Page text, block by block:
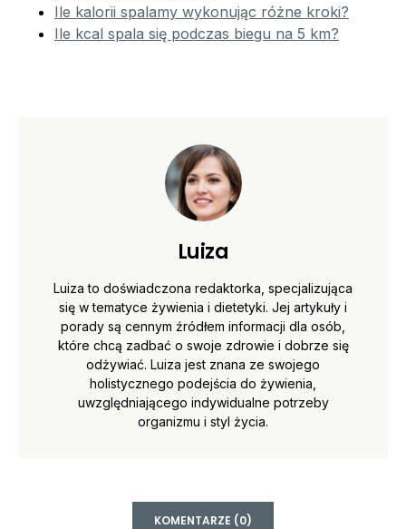
Ile kalorii spalamy wykonując różne kroki?
Ile kcal spala się podczas biegu na 5 km?
Luiza
Luiza to doświadczona redaktorka, specjalizująca
się w tematyce żywienia i dietetyki. Jej artykuły i
porady są cennym źródłem informacji dla osób,
które chcą zadbać o swoje zdrowie i dobrze się
odżywiać. Luiza jest znana ze swojego
holistycznego podejścia do żywienia,
uwzględniającego indywidualne potrzeby
organizmu i styl życia.
KOMENTARZE (0)